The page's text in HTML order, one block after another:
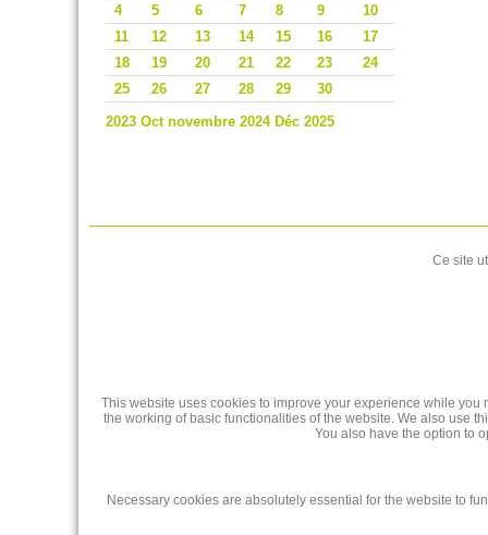
4
5 6 7 8 9
10
11
12 13 14 15 16
17
18
19 20 21 22 23
24
25
26 27 28 29
30
2023 Oct novembre 2024 Déc 2025
Ce site
This website uses cookies to improve your experience while
the working of basic functionalities of the website. We also use
You also have the option to
Necessary cookies are absolutely essential for the website to